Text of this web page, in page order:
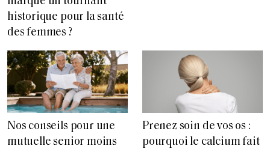
historique pour la santé
des femmes ?
Nos conseils pour une
mutuelle senior moins
Prenez soin de vos os :
pourquoi le calcium fait